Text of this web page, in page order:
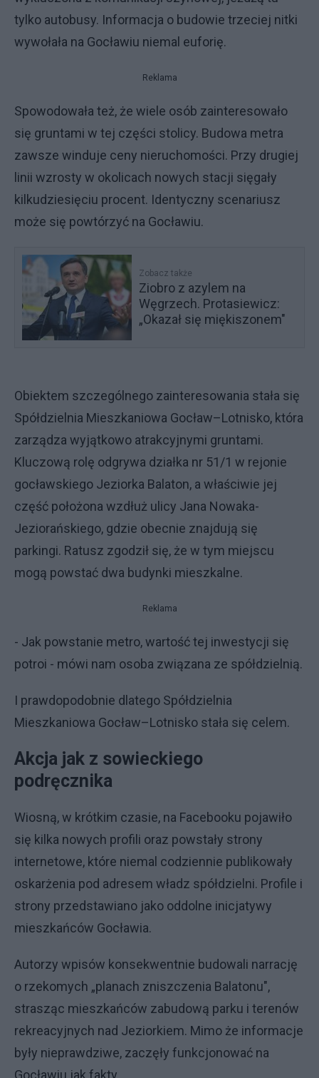
tylko autobusy. Informacja o budowie trzeciej nitki
wywołała na Gocławiu niemal euforię.
Reklama
Spowodowała też, że wiele osób zainteresowało
się gruntami w tej części stolicy. Budowa metra
zawsze winduje ceny nieruchomości. Przy drugiej
linii wzrosty w okolicach nowych stacji sięgały
kilkudziesięciu procent. Identyczny scenariusz
może się powtórzyć na Gocławiu.
Zobacz także
Ziobro z azylem na
Węgrzech. Protasiewicz:
„Okazał się miękiszonem"
Obiektem szczególnego zainteresowania stała się
Spółdzielnia Mieszkaniowa Gocław–Lotnisko, która
zarządza wyjątkowo atrakcyjnymi gruntami.
Kluczową rolę odgrywa działka nr 51/1 w rejonie
gocławskiego Jeziorka Balaton, a właściwie jej
część położona wzdłuż ulicy Jana Nowaka-
Jeziorańskiego, gdzie obecnie znajdują się
parkingi. Ratusz zgodził się, że w tym miejscu
mogą powstać dwa budynki mieszkalne.
Reklama
- Jak powstanie metro, wartość tej inwestycji się
potroi - mówi nam osoba związana ze spółdzielnią.
I prawdopodobnie dlatego Spółdzielnia
Mieszkaniowa Gocław–Lotnisko stała się celem.
Akcja jak z sowieckiego
podręcznika
Wiosną, w krótkim czasie, na Facebooku pojawiło
się kilka nowych profili oraz powstały strony
internetowe, które niemal codziennie publikowały
oskarżenia pod adresem władz spółdzielni. Profile i
strony przedstawiano jako oddolne inicjatywy
mieszkańców Gocławia.
Autorzy wpisów konsekwentnie budowali narrację
o rzekomych „planach zniszczenia Balatonu",
strasząc mieszkańców zabudową parku i terenów
rekreacyjnych nad Jeziorkiem. Mimo że informacje
były nieprawdziwe, zaczęły funkcjonować na
Gocławiu jak fakty.